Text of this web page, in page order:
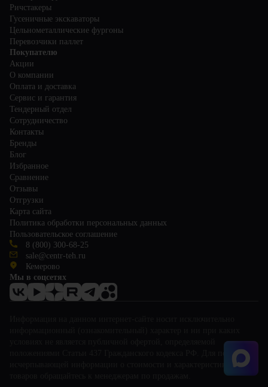
Ричстакеры
Гусеничные экскаваторы
Цельнометаллические фургоны
Перевозчики паллет
Покупателю
Акции
О компании
Оплата и доставка
Сервис и гарантия
Тендерный отдел
Сотрудничество
Контакты
Бренды
Блог
Избранное
Сравнение
Отзывы
Отгрузки
Карта сайта
Политика обработки персональных данных
Пользовательское соглашение
8 (800) 300-68-25
sale@centr-teh.ru
Кемерово
Мы в соцсетях
положениями Статьи 437 Гражданского кодекса РФ. Для получения
исчерпывающей информации о стоимости и характеристиках